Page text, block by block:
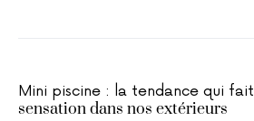
Mini piscine : la tendance qui fait
sensation dans nos extérieurs